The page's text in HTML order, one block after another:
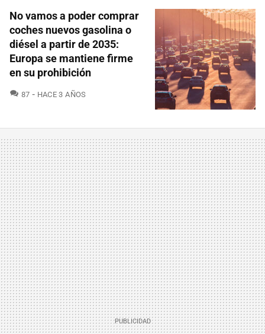
No vamos a poder comprar
coches nuevos gasolina o
diésel a partir de 2035:
Europa se mantiene firme
en su prohibición
87 COMENTARIOS
HACE 3 AÑOS